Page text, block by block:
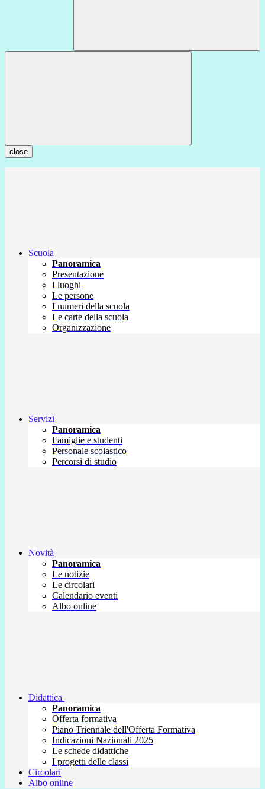
close
Scuola
Panoramica
Presentazione
I luoghi
Le persone
I numeri della scuola
Le carte della scuola
Organizzazione
Servizi
Panoramica
Famiglie e studenti
Personale scolastico
Percorsi di studio
Novità
Panoramica
Le notizie
Le circolari
Calendario eventi
Albo online
Didattica
Panoramica
Offerta formativa
Piano Triennale dell'Offerta Formativa
Indicazioni Nazionali 2025
Le schede didattiche
I progetti delle classi
Circolari
Albo online